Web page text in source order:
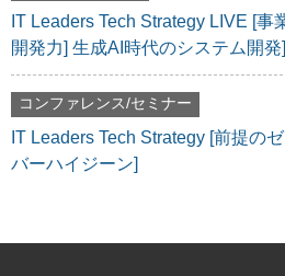
IT Leaders Tech Strategy LIVE [
開発力] 生成AI時代のシステム開発]
コンファレンス/セミナー
IT Leaders Tech Strategy [前提の
バーハイジーン]